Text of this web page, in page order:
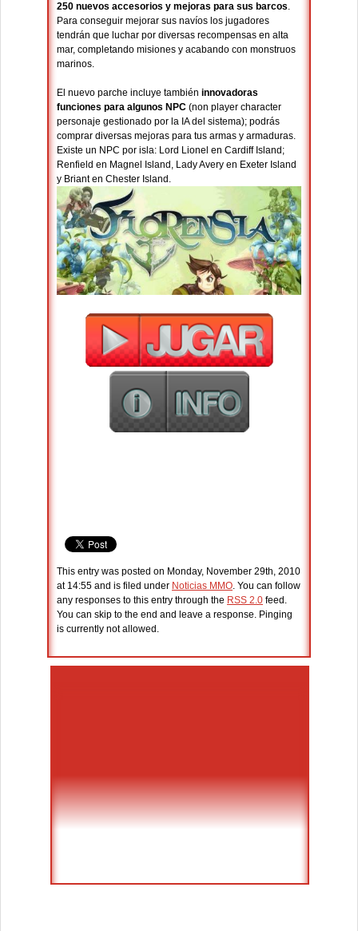
250 nuevos accesorios y mejoras para sus barcos.
Para conseguir mejorar sus navíos los jugadores
tendrán que luchar por diversas recompensas en alta
mar, completando misiones y acabando con monstruos
marinos.
El nuevo parche incluye también innovadoras
funciones para algunos NPC (non player character
personaje gestionado por la IA del sistema); podrás
comprar diversas mejoras para tus armas y armaduras.
Existe un NPC por isla: Lord Lionel en Cardiff Island;
Renfield en Magnel Island, Lady Avery en Exeter Island
y Briant en Chester Island.
This entry was posted on Monday, November 29th, 2010
at 14:55 and is filed under Noticias MMO. You can follow
any responses to this entry through the RSS 2.0 feed.
You can skip to the end and leave a response. Pinging
is currently not allowed.